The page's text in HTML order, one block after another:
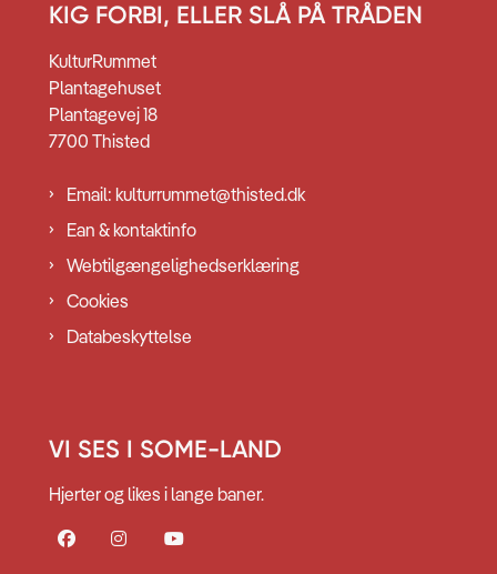
KIG FORBI, ELLER SLÅ PÅ TRÅDEN
KulturRummet
Plantagehuset
Plantagevej 18
7700 Thisted
Email: kulturrummet@thisted.dk
Ean & kontaktinfo
Webtilgængelighedserklæring
Cookies
Databeskyttelse
VI SES I SOME-LAND
Hjerter og likes i lange baner.